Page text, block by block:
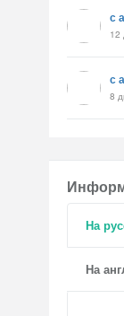
с
12
с
8
На
На